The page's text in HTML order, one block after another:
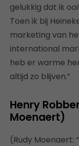
gelukkig dat ik
Toen ik bij
marketing van
international
heb er warme
altijd zo blijven.”
Henry
Moenaert)
(Rudy Moenaert: